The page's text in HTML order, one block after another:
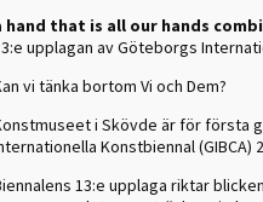
hand that is all our hands
upplagan av Göteborgs
vi tänka bortom Vi och Dem?
i Skövde är för första
Konstbiennal (GIBCA)
13:e upplaga riktar